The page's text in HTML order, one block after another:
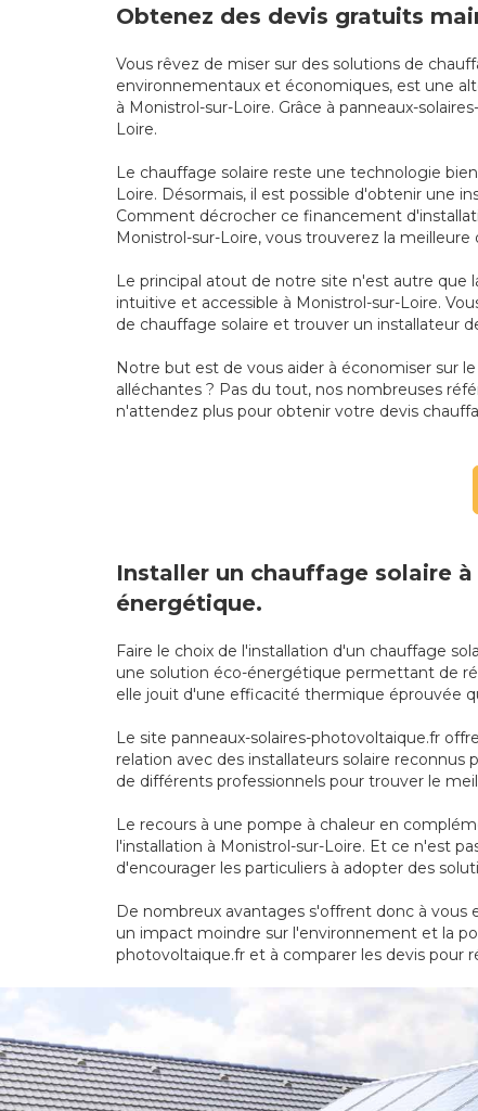
Obtenez des devis gratuits
Vous rêvez de miser sur des solutions de
environnementaux et économiques, est une
à Monistrol-sur-Loire. Grâce à panneaux-
Loire.
Le chauffage solaire reste une technologie
Loire. Désormais, il est possible d'obtenir une
Comment décrocher ce financement
Monistrol-sur-Loire, vous trouverez la
Le principal atout de notre site n'est autre que
intuitive et accessible à Monistrol-sur-Loire.
de chauffage solaire et trouver un installateur
Notre but est de vous aider à économiser sur
alléchantes ? Pas du tout, nos nombreuses
n'attendez plus pour obtenir votre devis
Installer un chauffage solaire
énergétique.
Faire le choix de l'installation d'un chauffage
une solution éco-énergétique permettant de
elle jouit d'une efficacité thermique éprouvée
Le site panneaux-solaires-photovoltaique.fr
relation avec des installateurs solaire
de différents professionnels pour trouver le
Le recours à une pompe à chaleur en
l'installation à Monistrol-sur-Loire. Et ce n'est
d'encourager les particuliers à adopter des
De nombreux avantages s'offrent donc à
un impact moindre sur l'environnement et la
photovoltaique.fr et à comparer les devis pour